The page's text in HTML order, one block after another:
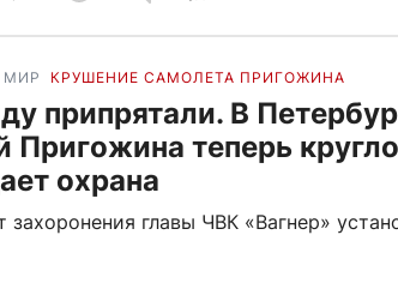
МИР КРУШЕНИЕ САМОЛЕТА ПРИГОЖИНА
припрятали. В
Пригожина теперь
охрана
захоронения главы ЧВК «Вагнер»